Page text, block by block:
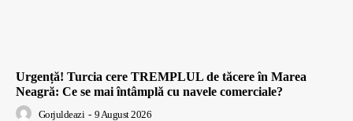
Urgență! Turcia cere TREMPLUL de tăcere în Marea
Neagră: Ce se mai întâmplă cu navele comerciale?
Gorjuldeazi - 9 August 2026